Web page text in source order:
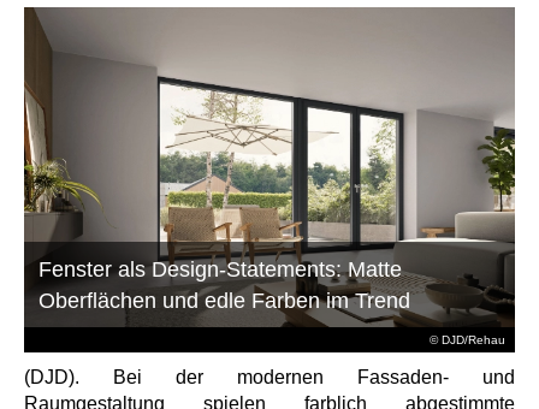
© DJD/Rehau
Fenster als Design-Statements: Matte
Oberflächen und edle Farben im Trend
(DJD). Bei der modernen Fassaden- und
Raumgestaltung spielen farblich abgestimmte